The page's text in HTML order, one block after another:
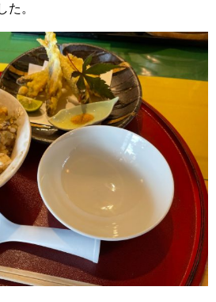
た。